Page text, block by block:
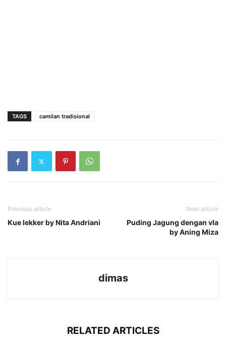
TAGS camilan tradisional
Previous article
Kue lekker by Nita Andriani
Next article
Puding Jagung dengan vla
by Aning Miza
dimas
RELATED ARTICLES